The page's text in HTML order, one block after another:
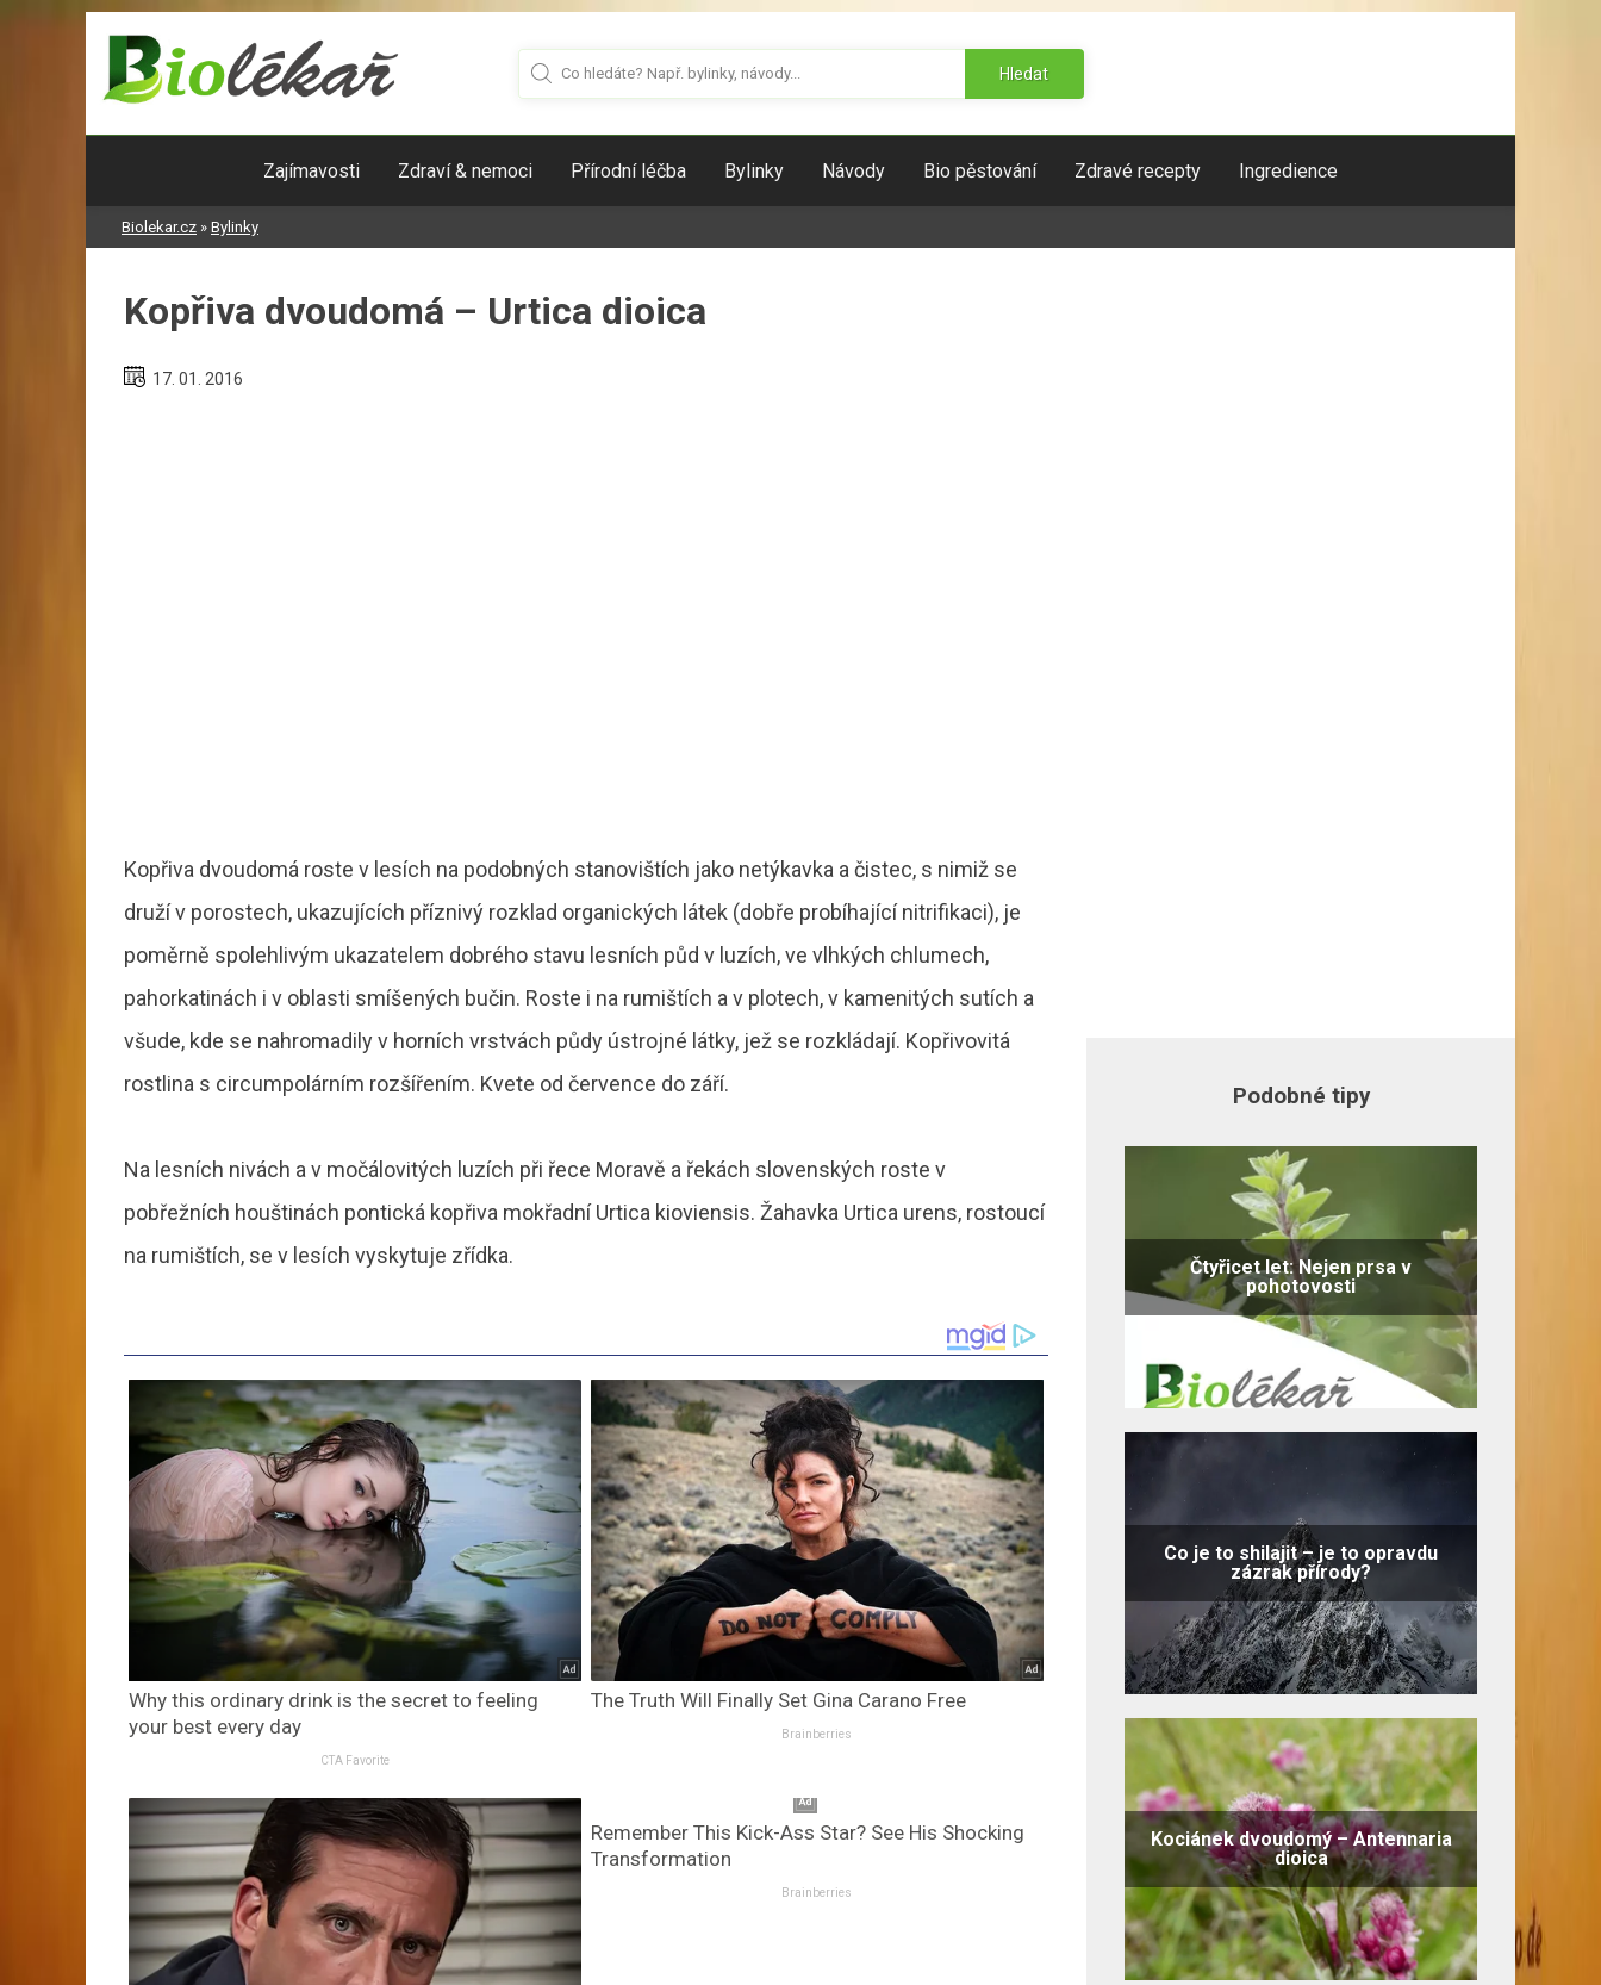
Hledat
Zajímavosti Zdraví & nemoci Přírodní léčba Bylinky Návody Bio pěstování Zdravé recepty Ingredience
Biolekar.cz » Bylinky
Kopřiva dvoudomá – Urtica dioica
17. 01. 2016
Kopřiva dvoudomá roste v lesích na podobných stanovištích jako netýkavka a čistec, s nimiž se
druží v porostech, ukazujících příznivý rozklad organických látek (dobře probíhající nitrifikaci), je
poměrně spolehlivým ukazatelem dobrého stavu lesních půd v luzích, ve vlhkých chlumech,
pahorkatinách i v oblasti smíšených bučin. Roste i na rumištích a v plotech, v kamenitých sutích a
všude, kde se nahromadily v horních vrstvách půdy ústrojné látky, jež se rozkládají. Kopřivovitá
rostlina s circumpolárním rozšířením. Kvete od července do září.
Na lesních nivách a v močálovitých luzích při řece Moravě a řekách slovenských roste v
pobřežních houštinách pontická kopřiva mokřadní Urtica kioviensis. Žahavka Urtica urens, rostoucí
na rumištích, se v lesích vyskytuje zřídka.
Why this ordinary drink is the secret to feeling
your best every day
CTA Favorite
The Truth Will Finally Set Gina Carano Free
Brainberries
Remember This Kick-Ass Star? See His Shocking
Transformation
Brainberries
Podobné tipy
Čtyřicet let: Nejen prsa v
pohotovosti
Co je to shilajit – je to opravdu
zázrak přírody?
Kociánek dvoudomý – Antennaria
dioica